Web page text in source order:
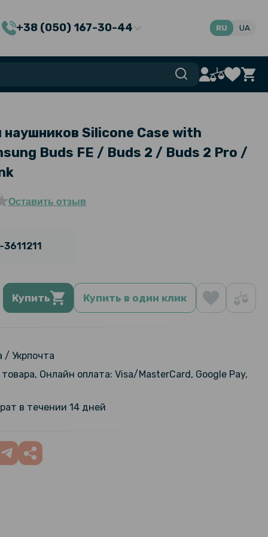
+38 (050) 167-30-44 RU UA
Silicone Case with
Buds FE / Buds 2 / Buds 2 Pro /
Оставить отзыв
Купить Купить в один клик
/ Укрпочта
Онлайн оплата: Visa/MasterCard, Google Pay,
в течении 14 дней